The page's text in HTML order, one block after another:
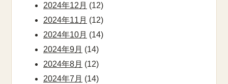
2024年12月 (12)
2024年11月 (12)
2024年10月 (14)
2024年9月 (14)
2024年8月 (12)
2024年7月 (14)